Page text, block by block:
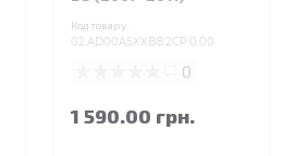
Код товару:
02.AD00A5XXB8.2CP.0.00
0
1 590.00 грн.